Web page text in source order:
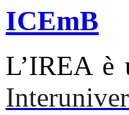
ICEmB
L’IREA è